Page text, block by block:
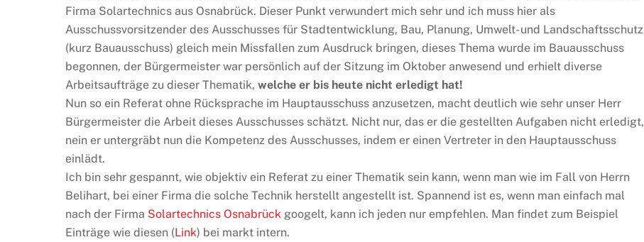
Firma Solartechnics aus Osnabrück. Dieser Punkt verwundert mich sehr und ich muss hier als
Ausschussvorsitzender des Ausschusses für Stadtentwicklung, Bau, Planung, Umwelt- und Landschaftsschutz
(kurz Bauausschuss) gleich mein Missfallen zum Ausdruck bringen, dieses Thema wurde im Bauausschuss
begonnen, der Bürgermeister war persönlich auf der Sitzung im Oktober anwesend und erhielt diverse
Arbeitsaufträge zu dieser Thematik, welche er bis heute nicht erledigt hat!
Nun so ein Referat ohne Rücksprache im Hauptausschuss anzusetzen, macht deutlich wie sehr unser Herr
Bürgermeister die Arbeit dieses Ausschusses schätzt. Nicht nur, das er die gestellten Aufgaben nicht erledigt,
nein er untergräbt nun die Kompetenz des Ausschusses, indem er einen Vertreter in den Hauptausschuss
einlädt.
Ich bin sehr gespannt, wie objektiv ein Referat zu einer Thematik sein kann, wenn man wie im Fall von Herrn
Belihart, bei einer Firma die solche Technik herstellt angestellt ist. Spannend ist es, wenn man einfach mal
nach der Firma Solartechnics Osnabrück googelt, kann ich jeden nur empfehlen. Man findet zum Beispiel
Einträge wie diesen (Link) bei markt intern.